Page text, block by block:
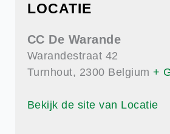
LOCATIE
CC De Warande
Warandestraat 42
Turnhout, 2300 Belgium +
Bekijk de site van Locatie